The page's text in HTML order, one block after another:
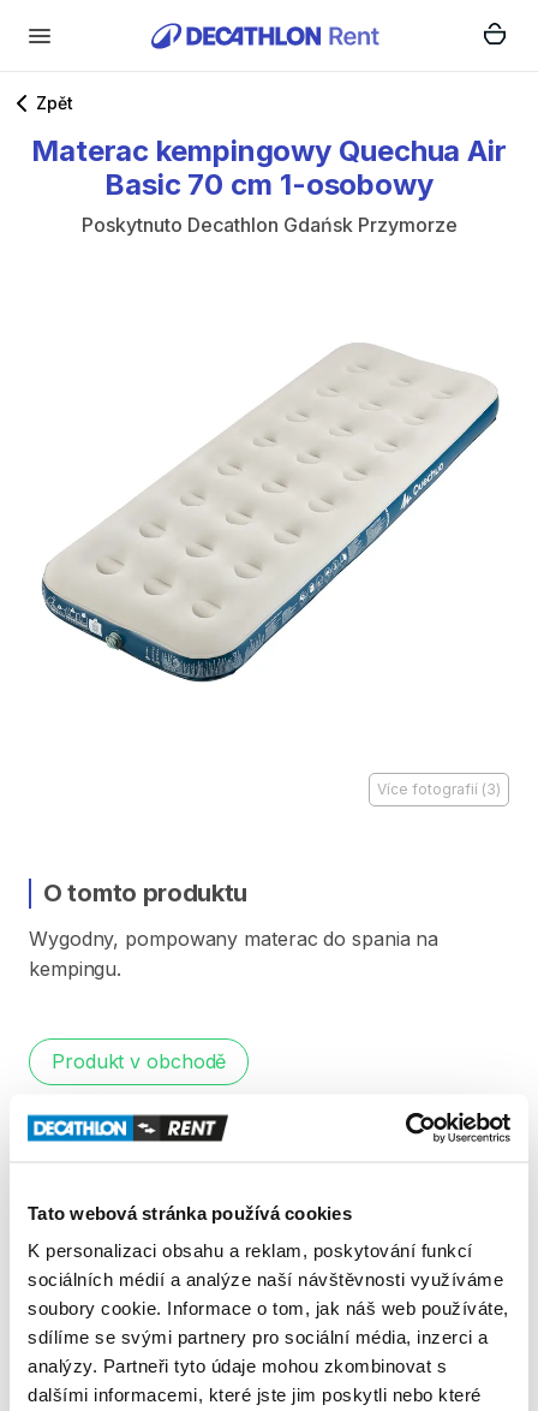
Tato webová stránka používá cookies
K personalizaci obsahu a reklam, poskytování funkcí
sociálních médií a analýze naší návštěvnosti využíváme
soubory cookie. Informace o tom, jak náš web používáte,
sdílíme se svými partnery pro sociální média, inzerci a
analýzy. Partneři tyto údaje mohou zkombinovat s
dalšími informacemi, které jste jim poskytli nebo které
Zpět
Materac kempingowy Quechua Air
Basic 70 cm 1-osobowy
Poskytnuto Decathlon Gdańsk Przymorze
Více fotografií (3)
O tomto produktu
Wygodny​​,​ pompowany materac do spania na
kempingu.
Produkt v obchodě
Pravidla Decathlon Rent
PODMÍNKY
Podmínky pronájmu
ZÁLOHA A SLEVA Z PŮJČKY
Nie pobieramy kaucji za wypożyczenie tego